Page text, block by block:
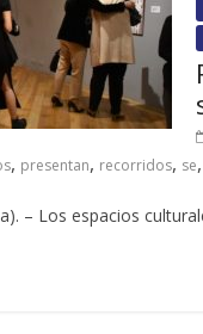
, presentan, recorridos, se,
– Los espacios